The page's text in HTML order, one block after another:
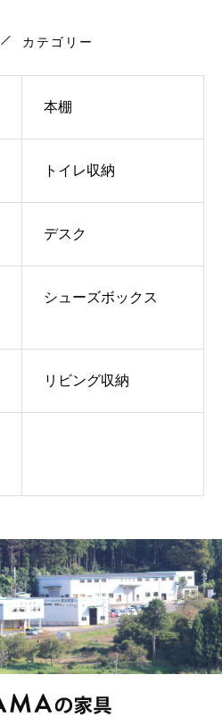
カテゴリー
本棚
トイレ収納
デスク
シューズボックス
リビング収納